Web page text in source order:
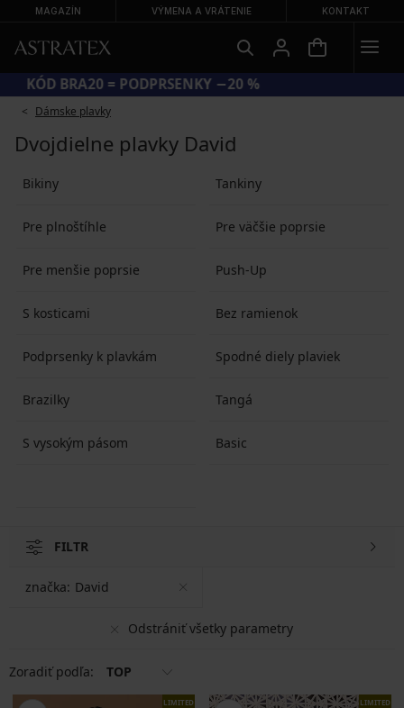
MAGAZÍN VÝMENA A VRÁTENIE KONTAKT
KÓD BRA20 = PODPRSENKY −20 %
Dámske plavky
Dvojdielne plavky David
Bikiny Tankiny
Pre plnoštíhle Pre väčšie poprsie
Pre menšie poprsie Push-Up
S kosticami Bez ramienok
Podprsenky k plavkám Spodné diely plaviek
Brazilky Tangá
S vysokým pásom Basic
FILTR
Odstrániť všetky parametry
značka: David
Zoradiť podľa: TOP
LIMITED LIMITED